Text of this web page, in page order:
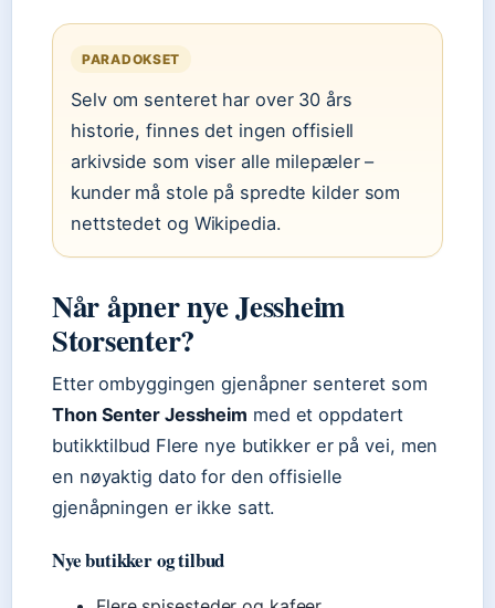
PARADOKSET
Selv om senteret har over 30 års
historie, finnes det ingen offisiell
arkivside som viser alle milepæler –
kunder må stole på spredte kilder som
nettstedet og Wikipedia.
Når åpner nye Jessheim
Storsenter?
Etter ombyggingen gjenåpner senteret som
Thon Senter Jessheim med et oppdatert
butikktilbud Flere nye butikker er på vei, men
en nøyaktig dato for den offisielle
gjenåpningen er ikke satt.
Nye butikker og tilbud